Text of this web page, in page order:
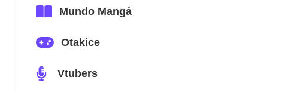
Mundo Mangá
Otakice
Vtubers